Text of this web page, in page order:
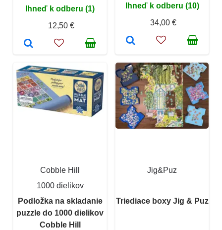
Ihneď k odberu (1)
12,50 €
Ihneď k odberu (10)
34,00 €
Cobble Hill
1000 dielikov
Podložka na skladanie
puzzle do 1000 dielikov
Cobble Hill
Jig&Puz
Triediace boxy Jig & Puz